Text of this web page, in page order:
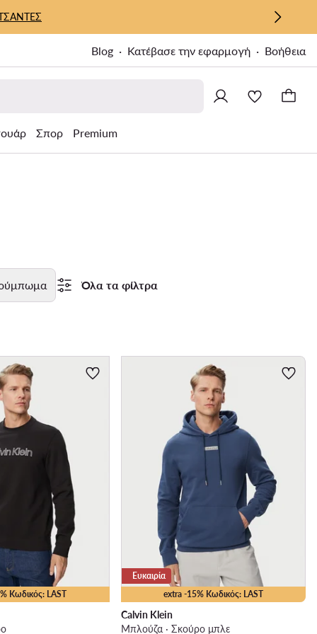
Blog Κατέβασε την εφαρμογή Βοήθεια
Σπορ Premium
Όλα τα φίλτρα
Κωδικός: LAST extra -15% Κωδικός: LAST
Ευκαιρία
Calvin Klein
Μπλούζα · Σκούρο μπλε